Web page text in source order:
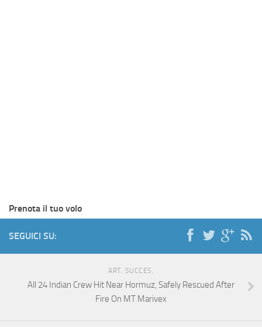
Prenota il tuo volo
SEGUICI SU:
ART. SUCCES.
All 24 Indian Crew Hit Near Hormuz, Safely Rescued After
Fire On MT Marivex